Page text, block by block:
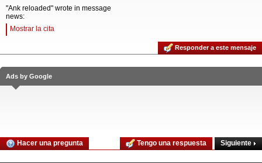
"Ank reloaded" wrote in message
news:
Mostrar la cita
Responder a este mensaje
Ads by Google
Hacer una pregunta Siguiente
Tengo una respuesta